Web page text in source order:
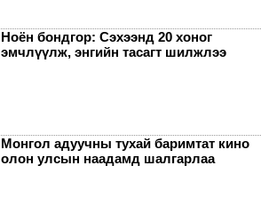
Ноён бондгор: Сэхээнд 20 хоног
эмчлүүлж, энгийн тасагт шилжлээ
Монгол адуучны тухай баримтат кино
олон улсын наадамд шалгарлаа